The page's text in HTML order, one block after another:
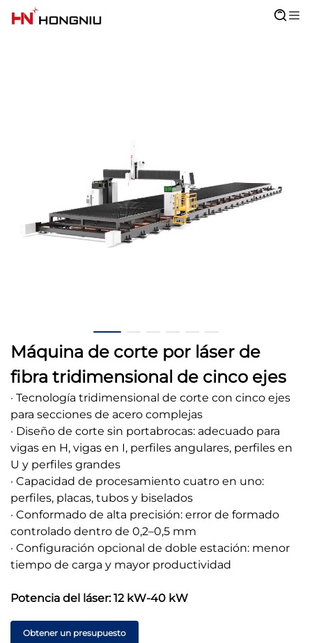
Máquina de corte por láser de
fibra tridimensional de cinco ejes
· Tecnología tridimensional de corte con cinco ejes
para secciones de acero complejas
· Diseño de corte sin portabrocas: adecuado para
vigas en H, vigas en I, perfiles angulares, perfiles en
U y perfiles grandes
· Capacidad de procesamiento cuatro en uno:
perfiles, placas, tubos y biselados
· Conformado de alta precisión: error de formado
controlado dentro de 0,2–0,5 mm
· Configuración opcional de doble estación: menor
tiempo de carga y mayor productividad
Potencia del láser: 12 kW-40 kW
Obtener un presupuesto